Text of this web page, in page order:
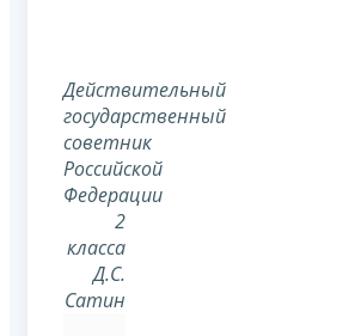
Действительный
государственный
советник
Российской
Федерации
2
класса
Д.С.
Сатин